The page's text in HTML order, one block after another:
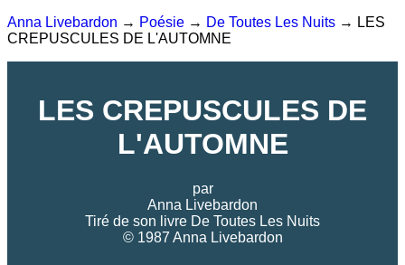
Anna Livebardon → Poésie → De Toutes Les Nuits → LES
CREPUSCULES DE L'AUTOMNE
LES CREPUSCULES DE
L'AUTOMNE
par
Anna Livebardon
Tiré de son livre De Toutes Les Nuits
© 1987 Anna Livebardon